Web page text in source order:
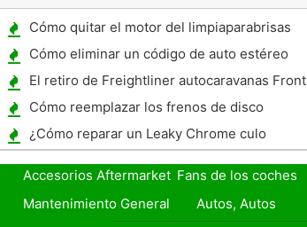
Cómo quitar el motor del limpiaparabrisas
trasero en un Chevy Venture
Cómo eliminar un código de auto estéreo
El retiro de Freightliner autocaravanas Front
Steering Cajas de cambio
Cómo reemplazar los frenos de disco
traseros
¿Cómo reparar un Leaky Chrome culo
Accesorios Aftermarket Fans de los coches
Mantenimiento General
Autos, Autos